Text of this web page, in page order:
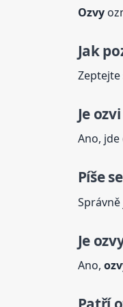
Ozvy
Jak
Zeptejte
Je ozvi
Ano,
Píšese
Je
Ano,